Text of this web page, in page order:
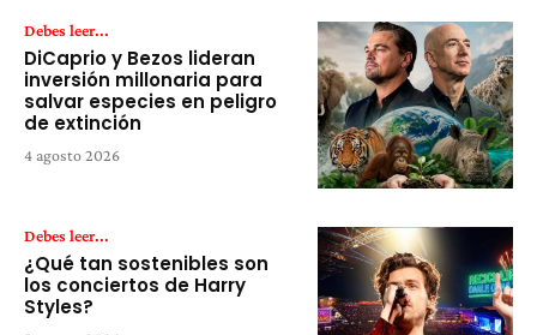
Debes leer...
DiCaprio y Bezos lideran
inversión millonaria para
salvar especies en peligro
de extinción
4 agosto 2026
Debes leer...
¿Qué tan sostenibles son
los conciertos de Harry
Styles?